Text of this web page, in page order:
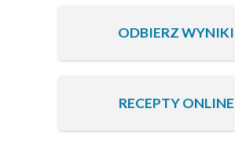
ODBIERZ WYNIKI
RECEPTY ONLINE